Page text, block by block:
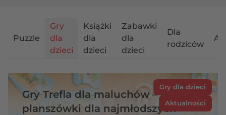
Puzzle
Gry
dla
dzieci
Książki
dla
dzieci
Zabawki
dla
dzieci
Dla
rodziców
Gry Trefla dla maluchów – odkryj
planszówki dla najmłodszych
Gry dla dzieci
Aktualności